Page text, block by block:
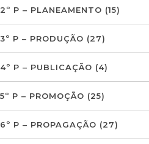
2º P – PLANEAMENTO (15)
3º P – PRODUÇÃO (27)
4º P – PUBLICAÇÃO (4)
5º P – PROMOÇÃO (25)
6º P – PROPAGAÇÃO (27)